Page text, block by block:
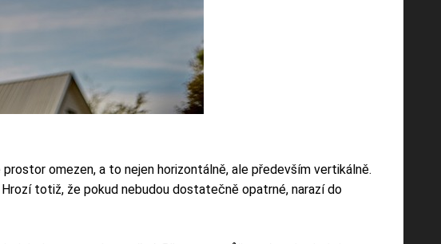
omezen, a to nejen horizontálně, ale především vertikálně.
totiž, že pokud nebudou dostatečně opatrné, narazí do